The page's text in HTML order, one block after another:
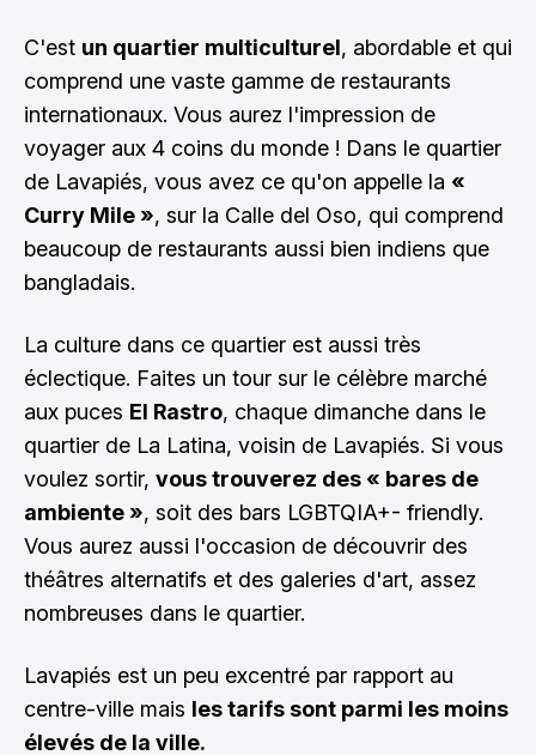
C'est un quartier multiculturel, abordable et qui
comprend une vaste gamme de restaurants
internationaux. Vous aurez l'impression de
voyager aux 4 coins du monde ! Dans le quartier
de Lavapiés, vous avez ce qu'on appelle la «
Curry Mile », sur la Calle del Oso, qui comprend
beaucoup de restaurants aussi bien indiens que
bangladais.
La culture dans ce quartier est aussi très
éclectique. Faites un tour sur le célèbre marché
aux puces El Rastro, chaque dimanche dans le
quartier de La Latina, voisin de Lavapiés. Si vous
voulez sortir, vous trouverez des « bares de
ambiente », soit des bars LGBTQIA+- friendly.
Vous aurez aussi l'occasion de découvrir des
théâtres alternatifs et des galeries d'art, assez
nombreuses dans le quartier.
Lavapiés est un peu excentré par rapport au
centre-ville mais les tarifs sont parmi les moins
élevés de la ville.